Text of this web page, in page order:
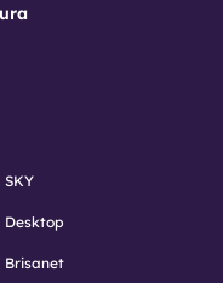
Desktop
Brisanet